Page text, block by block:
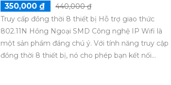
350,000 ₫
440,000 ₫
Truy cấp đồng thời 8 thiết bị Hỗ trợ giao thức
802.11N Hồng Ngoại SMD Công nghệ IP Wifi là
một sản phẩm đáng chú ý. Với tính năng truy cập
đồng thời 8 thiết bị, nó cho phép bạn kết nối